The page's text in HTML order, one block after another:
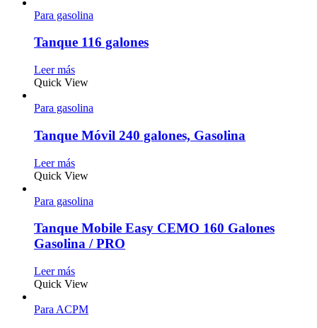
Para gasolina
Tanque 116 galones
Leer más
Quick View
Para gasolina
Tanque Móvil 240 galones, Gasolina
Leer más
Quick View
Para gasolina
Tanque Mobile Easy CEMO 160 Galones
Gasolina / PRO
Leer más
Quick View
Para ACPM